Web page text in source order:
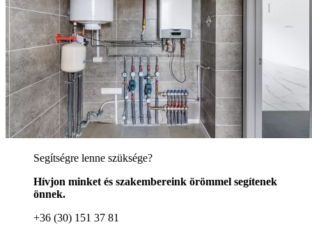
Segítségre lenne szüksége?
Hívjon minket és szakembereink örömmel segítenek
önnek.
+36 (30) 151 37 81